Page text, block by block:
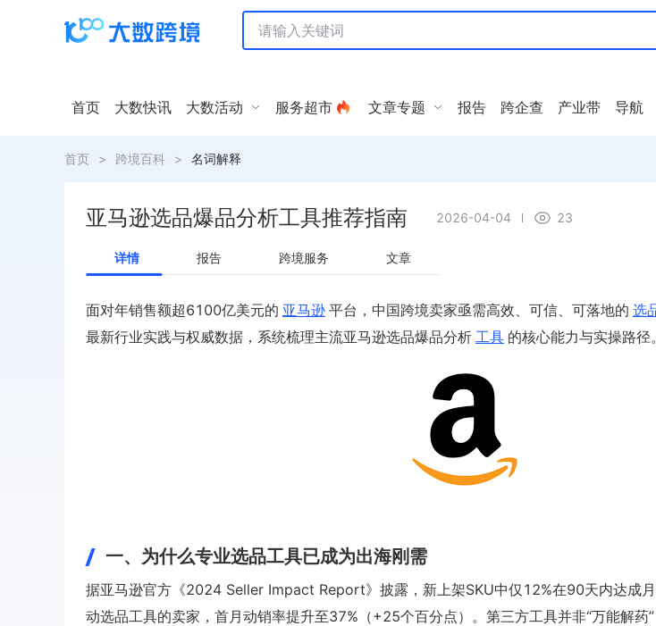
首页 大数快讯 大数活动 服务超市 文章专题 报告 跨企查 产业带 导航
首页 > 跨境百科 > 名词解释
亚马逊选品爆品分析工具推荐指南 2026-04-04 23
详情 报告 跨境服务 文章
面对年销售额超6100亿美元的 亚马逊 平台，中国跨境卖家亟需高效、可信、可落地的 选
最新行业实践与权威数据，系统梳理主流亚马逊选品爆品分析 工具 的核心能力与实操路径。
一、为什么专业选品工具已成为出海刚需
据亚马逊官方《2024 Seller Impact Report》披露，新上架SKU中仅12%在90天内达成
动选品工具的卖家，首月动销率提升至37%（+25个百分点）。第三方工具并非“万能解药